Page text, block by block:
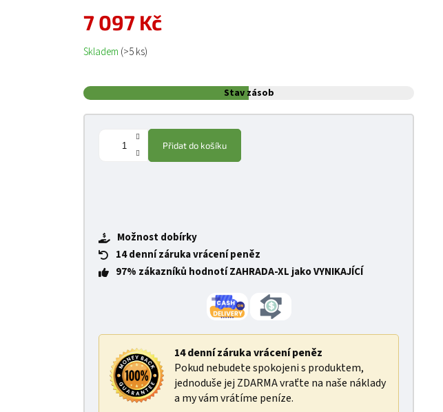
7 097 Kč
Měrná cena:
Skladem (>5 ks)
Stav zásob
Přidat do košíku
Možnost dobírky
14 denní záruka vrácení peněz
97% zákazníků hodnotí ZAHRADA-XL jako VYNIKAJÍCÍ
14 denní záruka vrácení peněz
Pokud nebudete spokojeni s produktem,
jednoduše jej ZDARMA vraťte na naše náklady
a my vám vrátíme peníze.